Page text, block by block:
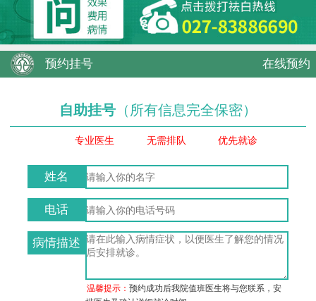
预约挂号 在线预约
自助挂号 （所有信息完全保密）
专业医生 无需排队 优先就诊
姓名
电话
病情描述
温馨提示：预约成功后我院值班医生将与您联系，安